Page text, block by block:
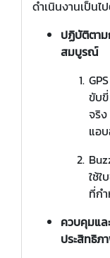
ดำเนินงานเป็น
ปฏิบัติตา
สมบูรณ์
ขับ
จริ
แอ
ใช้ใ
ที่ก
ควบคุมแล
ประสิทธิภ